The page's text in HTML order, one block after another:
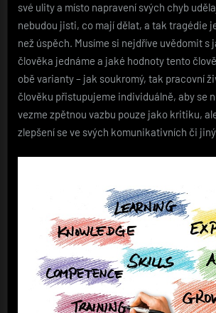
své ulity a místo napravení svých chyb
nebudou jisti, co mají dělat, a tak tragédie
než úspěch. Musíme si nejdříve uvědomit s
člověka jednáme a jaké hodnoty tento
obě varianty – jak soukromý, tak pracovní
člověku přistupujeme individuálně, aby se
vezme zpětnou vazbu pouze jako kritiku,
zlepšení se ve svých komunikativních či